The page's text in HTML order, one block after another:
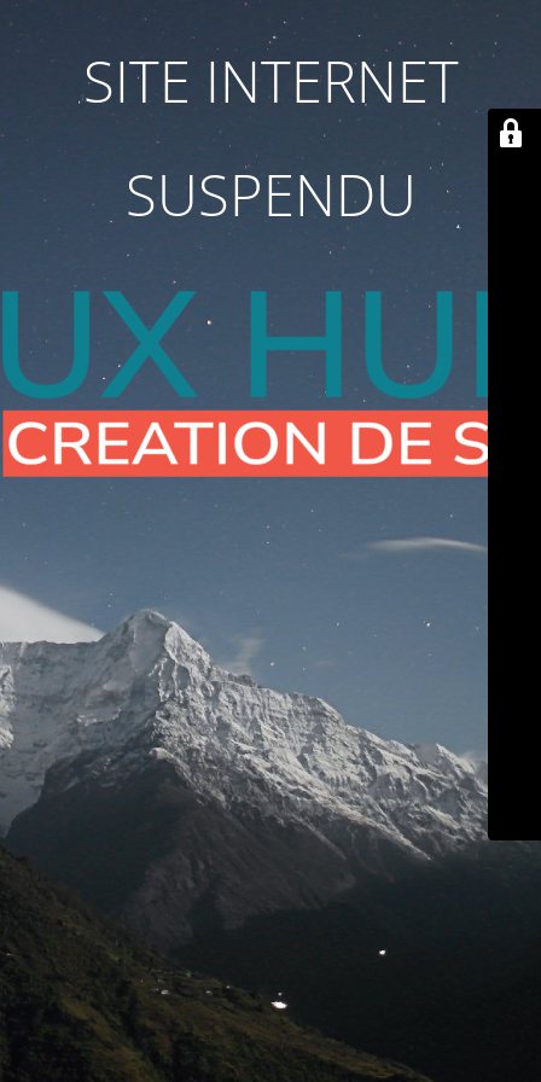
SITE INTERNET
SUSPENDU